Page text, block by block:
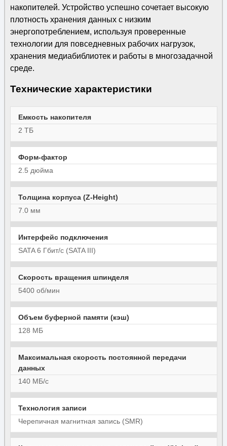
накопителей. Устройство успешно сочетает высокую
плотность хранения данных с низким
энергопотреблением, используя проверенные
технологии для повседневных рабочих нагрузок,
хранения медиабиблиотек и работы в многозадачной
среде.
Технические характеристики
Емкость накопителя
2 ТБ
Форм-фактор
2.5 дюйма
Толщина корпуса (Z-Height)
7.0 мм
Интерфейс подключения
SATA 6 Гбит/с (SATA III)
Скорость вращения шпинделя
5400 об/мин
Объем буферной памяти (кэш)
128 МБ
Максимальная скорость постоянной передачи
данных
140 МБ/с
Технология записи
Черепичная магнитная запись (SMR)